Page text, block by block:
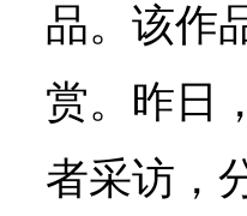
品。该作
赏。昨日
者采访，